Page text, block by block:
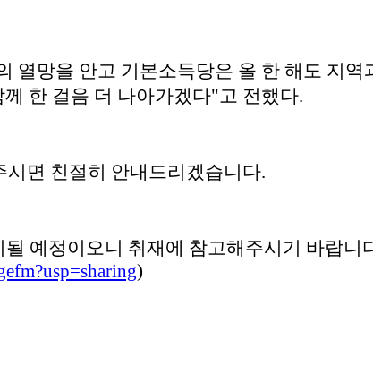
망을 안고 기본소득당은 올 한 해도 지역
한 걸음 더 나아가겠다"고 전했다.
면 친절히 안내드리겠습니다.
예정이오니 취재에 참고해주시기 바랍니
)